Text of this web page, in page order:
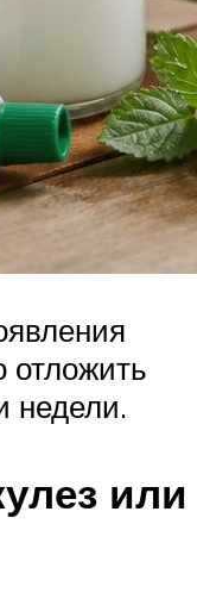
отложить
недели.
или